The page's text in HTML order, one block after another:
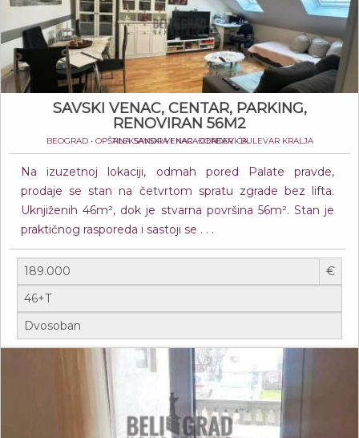
SAVSKI VENAC, CENTAR, PARKING,
RENOVIRAN 56M2
BEOGRAD • OPŠTINA SAVSKI VENAC • CENTAR • BULEVAR KRALJA ALEKSANDRA I KARAĐORĐEVIĆA
Na izuzetnoj lokaciji, odmah pored Palate pravde,
prodaje se stan na četvrtom spratu zgrade bez lifta.
Uknjiženih 46m², dok je stvarna površina 56m². Stan je
praktičnog rasporeda i sastoji se . . .
€